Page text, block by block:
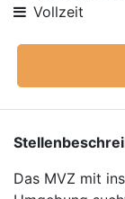
Vollzeit
Das MVZ mit